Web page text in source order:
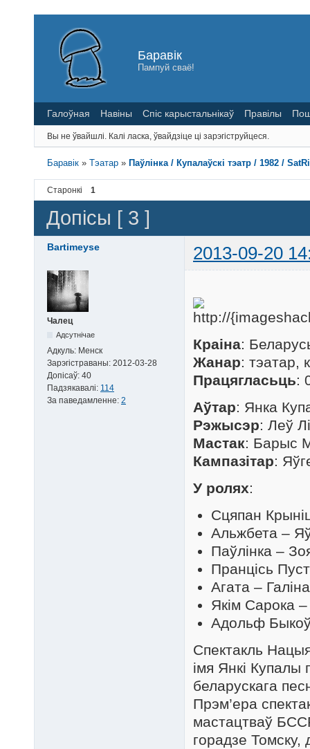
Баравік
Пампуй сваё!
Галоўная Навіны Спіс карыстальнікаў Правілы
Вы не ўвайшлі. Калі ласка, ўвайдзіце ці зарэгіструйцеся.
Баравік »Тэатар » Паўлінка / Купалаўскі тэатр / 1982 /
Старонкі 1
Допісы [ 3 ]
Bartimeyse 2013-09-20
Чалец
Адсутнічае
Адкуль: Менск
Зарэгістраваны: 2012-03-28
Допісаў: 40
Падзякавалі: 114
За паведамленне: 2
Краіна:
Жанар: тэатар,
Працягласьць:
Аўтар: Янка
Рэжысэр: Леў
Мастак: Барыс
Кампазітар:
У ролях:
Сцяпан
Альжбета –
Паўлінка –
Пранцісь
Агата –
Якім Сарока
Адольф
Спектакль
імя Янкі
беларускага
Прэм’ера
мастацтваў
горадзе Томску,